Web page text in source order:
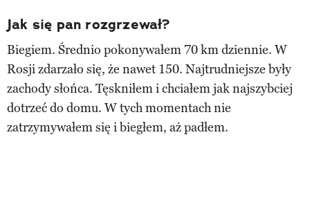
Jak się pan rozgrzewał?
Biegiem. Średnio pokonywałem 70 km dziennie. W
Rosji zdarzało się, że nawet 150. Najtrudniejsze były
zachody słońca. Tęskniłem i chciałem jak najszybciej
dotrzeć do domu. W tych momentach nie
zatrzymywałem się i biegłem, aż padłem.